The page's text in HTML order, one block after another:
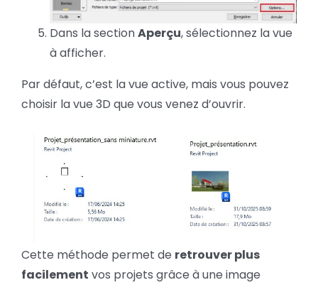
Dans la sectionAperçu, sélectionnez la vue
à afficher.
Par défaut, c’est la vue active, mais vous pouvez
choisir la vue 3D que vous venez d’ouvrir.
Cette méthode permet de retrouver plus
facilement vos projets grâce à une image